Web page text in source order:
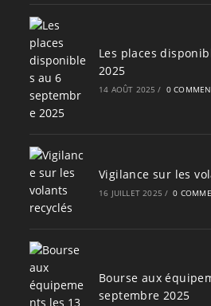
Les places
2025
14 AOÛT 2025 / 0
Vigilance sur les
16 JUILLET 2025 / 0
Bourse aux
septembre 2025